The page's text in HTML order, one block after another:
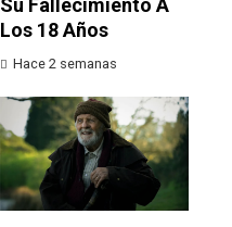
Su Fallecimiento A
Los 18 Años
Hace 2 semanas